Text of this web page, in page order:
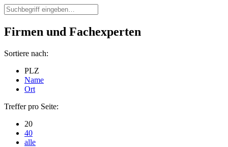
Firmen und Fachexperten
Sortiere nach:
PLZ
Name
Ort
Treffer pro Seite:
20
40
alle